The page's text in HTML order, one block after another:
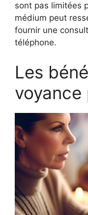
sont pas limitées
médium peut
fournir une
téléphone.
Les
voyance